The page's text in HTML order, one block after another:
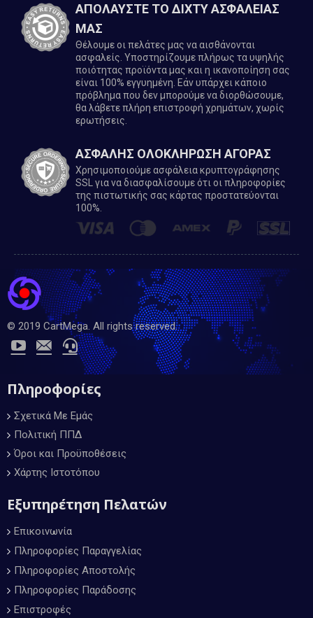
ΑΠΟΛΑΥΣΤΕ ΤΟ ΔΙΧΤΥ ΑΣΦΑΛΕΙΑΣ
ΜΑΣ
Θέλουμε οι πελάτες μας να αισθάνονται
ασφαλείς. Υποστηρίζουμε πλήρως τα υψηλής
ποιότητας προϊόντα μας και η ικανοποίηση σας
είναι 100% εγγυημένη. Εάν υπάρχει κάποιο
πρόβλημα που δεν μπορούμε να διορθώσουμε,
θα λάβετε πλήρη επιστροφή χρημάτων, χωρίς
ερωτήσεις.
ΑΣΦΑΛΗΣ ΟΛΟΚΛΗΡΩΣΗ ΑΓΟΡΑΣ
Χρησιμοποιούμε ασφάλεια κρυπτογράφησης
SSL για να διασφαλίσουμε ότι οι πληροφορίες
της πιστωτικής σας κάρτας προστατεύονται
100%.
© 2019 CartMega. All rights reserved.
Πληροφορίες
Σχετικά Με Εμάς
Πολιτική ΠΠΔ
Όροι και Προϋποθέσεις
Χάρτης Ιστοτόπου
Εξυπηρέτηση Πελατών
Επικοινωνία
Πληροφορίες Παραγγελίας
Πληροφορίες Αποστολής
Πληροφορίες Παράδοσης
Επιστροφές